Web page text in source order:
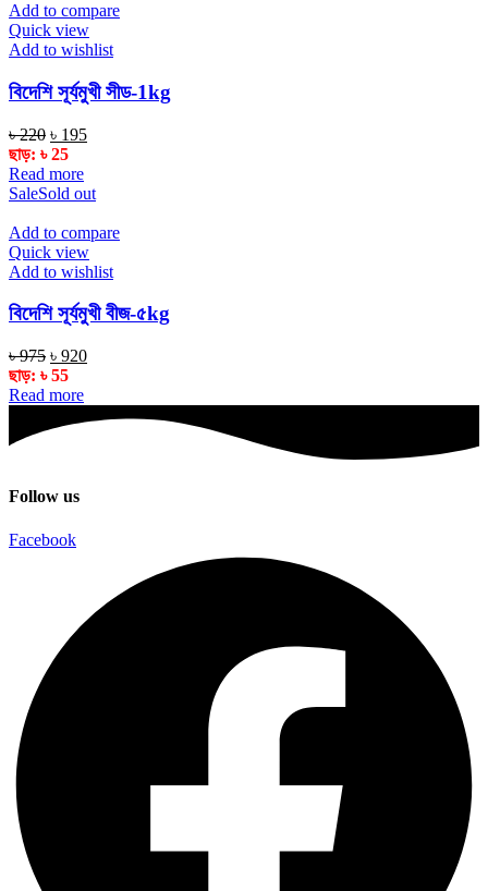
Add to compare
Quick view
Add to wishlist
বিদেশি সূর্যমুখী সীড-1kg
৳220 Original
price
was:
৳ 220.
৳ 195Current
৳ 195.
ছাড়: ৳25
Read more
SaleSold out
Add to compare
Quick view
Add to wishlist
বিদেশি সূর্যমুখী বীজ-৫kg
৳975 Original
price
was:
৳ 920Current
ছাড়: ৳55
Read more
Follow us
Facebook